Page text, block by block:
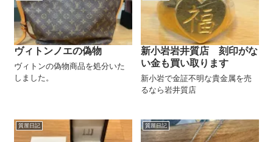
ヴィトンノエの偽物
ヴィトンの偽物商品を処分いた
しました。
新小岩岩井質店 刻印がな
い金も買い取ります
新小岩で金証不明な貴金属を売
るなら岩井質店
質屋日記 質屋日記